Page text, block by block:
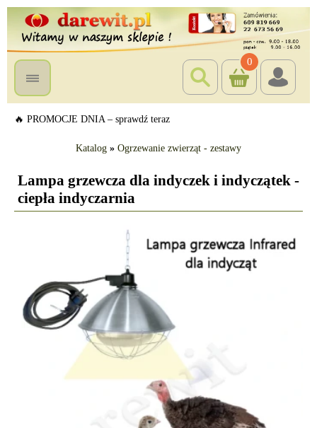
0
🔥 PROMOCJE DNIA – sprawdź teraz
Katalog » Ogrzewanie zwierząt - zestawy
Lampa grzewcza dla indyczek i indyczątek -
ciepła indyczarnia